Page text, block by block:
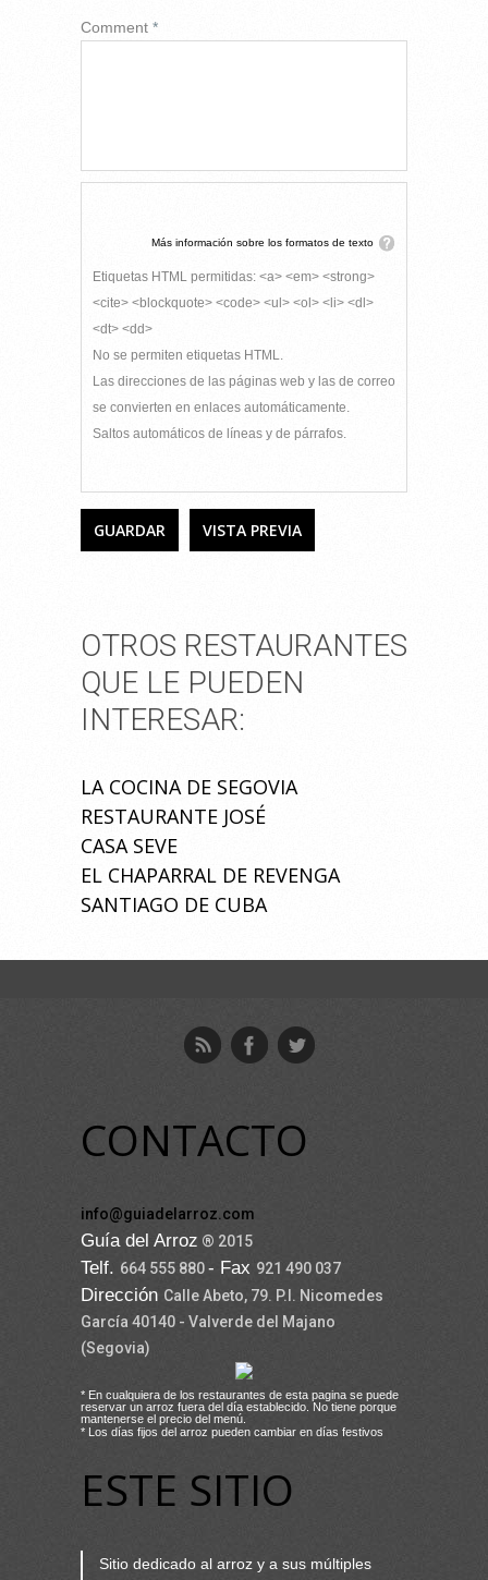
Comment *
Más información sobre los formatos de texto
Etiquetas HTML permitidas: <a> <em> <strong>
<cite> <blockquote> <code> <ul> <ol> <li> <dl>
<dt> <dd>
No se permiten etiquetas HTML.
Las direcciones de las páginas web y las de correo
se convierten en enlaces automáticamente.
Saltos automáticos de líneas y de párrafos.
OTROS RESTAURANTES
QUE LE PUEDEN
INTERESAR:
LA COCINA DE SEGOVIA
RESTAURANTE JOSÉ
CASA SEVE
EL CHAPARRAL DE REVENGA
SANTIAGO DE CUBA
CONTACTO
info@guiadelarroz.com
Guía del Arroz ® 2015
Telf. 664 555 880- Fax 921 490 037
Dirección Calle Abeto, 79. P.I. Nicomedes
García 40140 - Valverde del Majano
(Segovia)
* En cualquiera de los restaurantes de esta pagina se puede
reservar un arroz fuera del día establecido. No tiene porque
mantenerse el precio del menú.
* Los días fijos del arroz pueden cambiar en días festivos
ESTE SITIO
Sitio dedicado al arroz y a sus múltiples